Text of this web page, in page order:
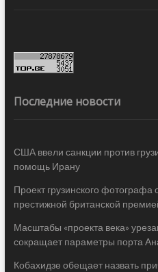
Последние новости
США ввели санкции против
помощь Ирану
Проект грузинского
престижной британской
Масштабы «проекта века»
сокращает параметры порта
Кобахидзе обещает назвать